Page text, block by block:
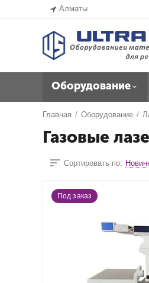
Алматы
Оборудование
Главная / Оборудование /
Газовые
Сортировать по:
Под заказ